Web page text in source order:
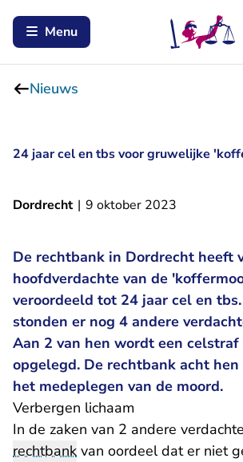
Menu
Nieuws
24 jaar cel en tbs voor gruwelijke
Dordrecht | 9 oktober 2023
De rechtbank in Dordrecht heeft
hoofdverdachte van de
veroordeeld tot 24 jaar cel en
stonden er nog 4 andere
Aan 2 van hen wordt een
opgelegd. De rechtbank acht
het medeplegen van de moord.
Verbergen lichaam
In de zaken van 2 andere
rechtbank van oordeel dat er niet